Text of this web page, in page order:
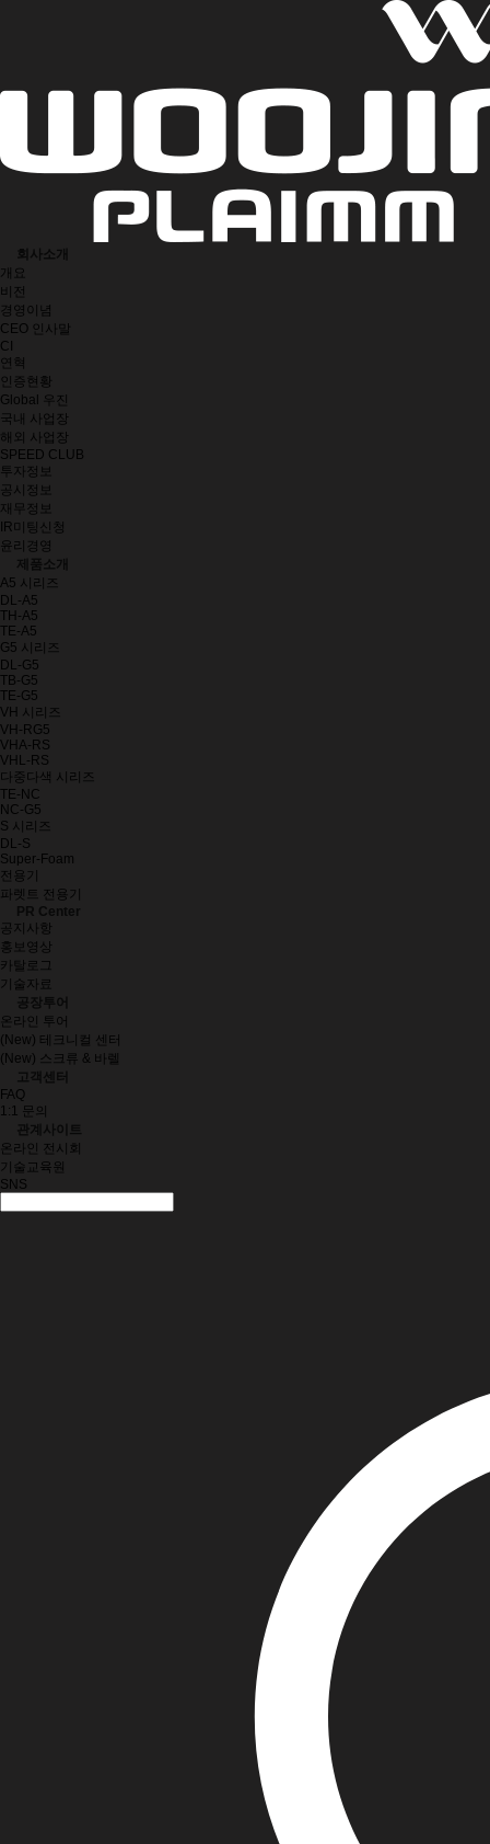
회사소개
개요
비전
경영이념
CEO 인사말
CI
연혁
인증현황
Global 우진
국내 사업장
해외 사업장
SPEED CLUB
투자정보
공시정보
재무정보
IR미팅신청
윤리경영
제품소개
A5 시리즈
DL-A5
TH-A5
TE-A5
G5 시리즈
DL-G5
TB-G5
TE-G5
VH 시리즈
VH-RG5
VHA-RS
VHL-RS
다중다색 시리즈
TE-NC
NC-G5
S 시리즈
DL-S
Super-Foam
전용기
파렛트 전용기
PR Center
공지사항
홍보영상
카탈로그
기술자료
공장투어
온라인 투어
(New) 테크니컬 센터
(New) 스크류 & 바렐
고객센터
FAQ
1:1 문의
관계사이트
온라인 전시회
기술교육원
SNS